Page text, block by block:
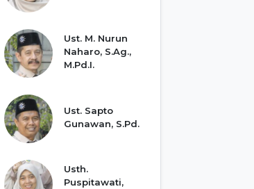
Ust. M. Nurun
Naharo, S.Ag.,
M.Pd.I.
Ust. Sapto
Gunawan, S.Pd.
Usth.
Puspitawati,